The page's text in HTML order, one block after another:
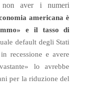
non aver i numeri
americana è
e il tasso di
default degli Stati
recessione e avere
lo avrebbe
per la riduzione del